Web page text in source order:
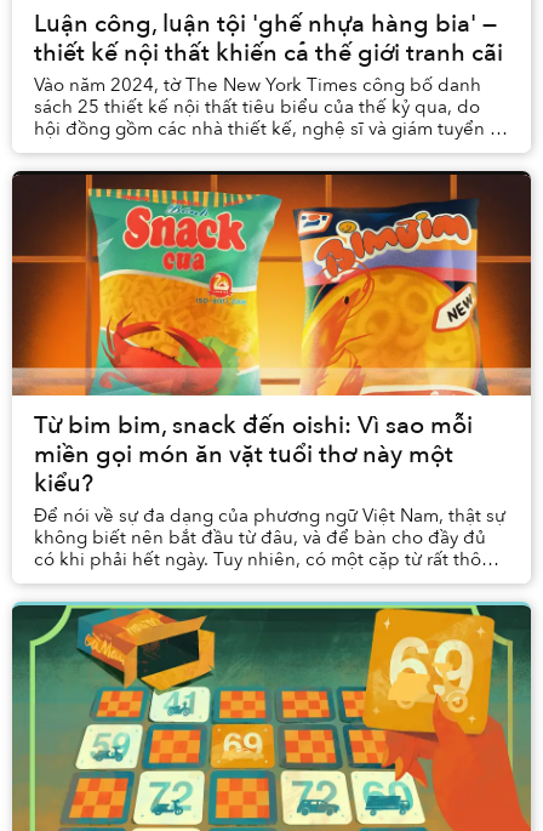
Luận công, luận tội 'ghế nhựa hàng bia' —
thiết kế nội thất khiến cả thế giới tranh cãi
Vào năm 2024, tờ The New York Times công bố danh
sách 25 thiết kế nội thất tiêu biểu của thế kỷ qua, do
hội đồng gồm các nhà thiết kế, nghệ sĩ và giám tuyển từ
những bảo tàng danh tiếng bình chọn. Bất...
Từ bim bim, snack đến oishi: Vì sao mỗi
miền gọi món ăn vặt tuổi thơ này một
kiểu?
Để nói về sự đa dạng của phương ngữ Việt Nam, thật sự
không biết nên bắt đầu từ đâu, và để bàn cho đầy đủ
có khi phải hết ngày. Tuy nhiên, có một cặp từ rất thông
dụng mà hầu như bất kì cựu trẻ con nà...